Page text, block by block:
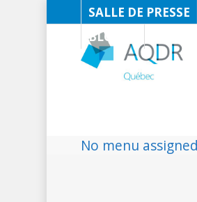
SALLE DE PRESSE
BLOGUE
No menu